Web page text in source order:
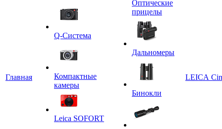
Главная
Q-Cистема
Компактные
камеры
Leica SOFORT
Оптические
прицелы
Дальномеры
Бинокли
LEICA